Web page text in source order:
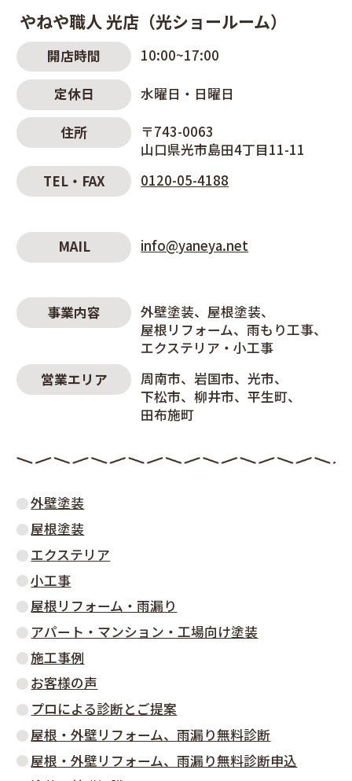
やねや職人 光店（光ショールーム）
開店時間 10:00~17:00
定休日 水曜日・日曜日
住所
〒743-0063
山口県光市島田4丁目11-11
TEL・FAX
0120-05-4188
MAIL info@yaneya.net
事業内容 外壁塗装
屋根塗装
屋根リフォーム
雨もり工事
エクステリア・小工事
営業エリア
周南市 岩国市
光市
下松市
柳井市
平生町
田布施町
外壁塗装
屋根塗装
エクステリア
小工事
屋根リフォーム・雨漏り
アパート・マンション・工場向け塗装
施工事例
お客様の声
プロによる診断とご提案
屋根・外壁リフォーム、雨漏り無料診断
屋根・外壁リフォーム、雨漏り無料診断申込